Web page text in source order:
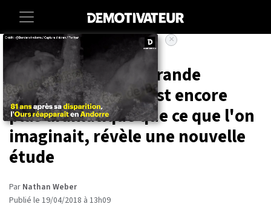
Accueil Societe Animaux
La situation de la Grande
Barrière de Corail est encore
plus dramatique que ce que l'on
imaginait, révèle une nouvelle
étude
Par Nathan Weber
Publié le 19/04/2018 à 13h09
×